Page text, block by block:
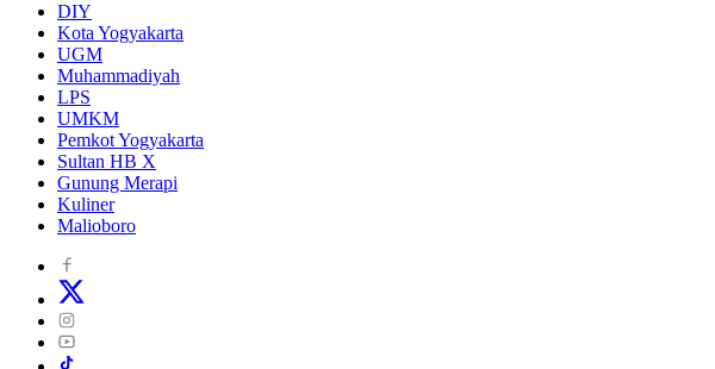
DIY
Kota Yogyakarta
UGM
Muhammadiyah
LPS
UMKM
Pemkot Yogyakarta
Sultan HB X
Gunung Merapi
Kuliner
Malioboro